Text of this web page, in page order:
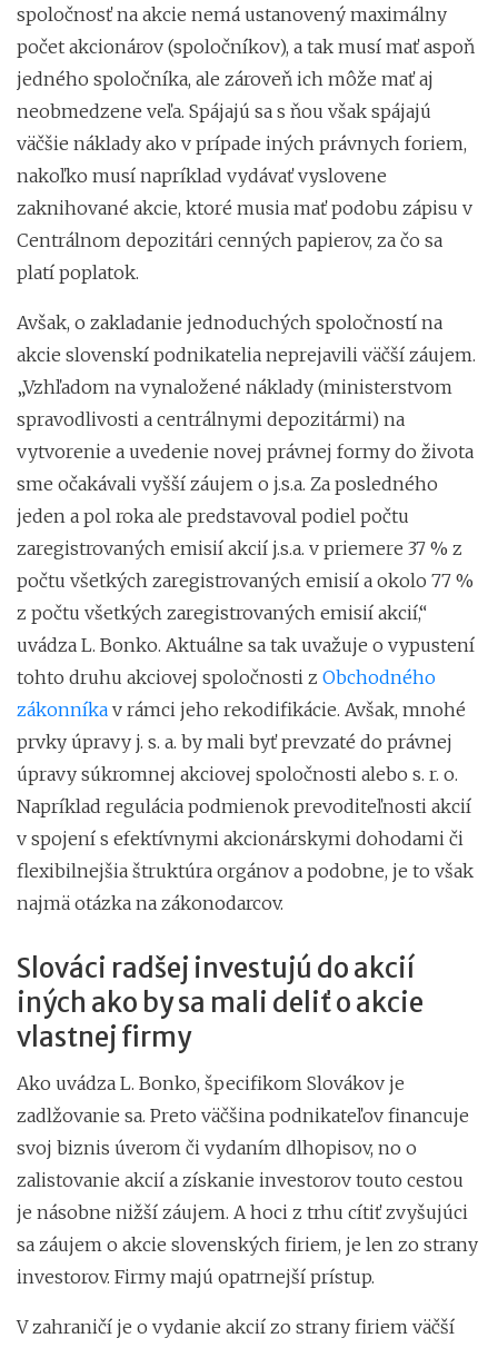
spoločnosť na akcie nemá ustanovený maximálny
počet akcionárov (spoločníkov), a tak musí mať aspoň
jedného spoločníka, ale zároveň ich môže mať aj
neobmedzene veľa. Spájajú sa s ňou však spájajú
väčšie náklady ako v prípade iných právnych foriem,
nakoľko musí napríklad vydávať vyslovene
zaknihované akcie, ktoré musia mať podobu zápisu v
Centrálnom depozitári cenných papierov, za čo sa
platí poplatok.
Avšak, o zakladanie jednoduchých spoločností na
akcie slovenskí podnikatelia neprejavili väčší záujem.
„Vzhľadom na vynaložené náklady (ministerstvom
spravodlivosti a centrálnymi depozitármi) na
vytvorenie a uvedenie novej právnej formy do života
sme očakávali vyšší záujem o j.s.a. Za posledného
jeden a pol roka ale predstavoval podiel počtu
zaregistrovaných emisií akcií j.s.a. v priemere 37 % z
počtu všetkých zaregistrovaných emisií a okolo 77 %
z počtu všetkých zaregistrovaných emisií akcií,“
uvádza L. Bonko. Aktuálne sa tak uvažuje o vypustení
tohto druhu akciovej spoločnosti z Obchodného
zákonníka v rámci jeho rekodifikácie. Avšak, mnohé
prvky úpravy j. s. a. by mali byť prevzaté do právnej
úpravy súkromnej akciovej spoločnosti alebo s. r. o.
Napríklad regulácia podmienok prevoditeľnosti akcií
v spojení s efektívnymi akcionárskymi dohodami či
flexibilnejšia štruktúra orgánov a podobne, je to však
najmä otázka na zákonodarcov.
Slováci radšej investujú do akcií
iných ako by sa mali deliť o akcie
vlastnej firmy
Ako uvádza L. Bonko, špecifikom Slovákov je
zadlžovanie sa. Preto väčšina podnikateľov financuje
svoj biznis úverom či vydaním dlhopisov, no o
zalistovanie akcií a získanie investorov touto cestou
je násobne nižší záujem. A hoci z trhu cítiť zvyšujúci
sa záujem o akcie slovenských firiem, je len zo strany
investorov. Firmy majú opatrnejší prístup.
V zahraničí je o vydanie akcií zo strany firiem väčší